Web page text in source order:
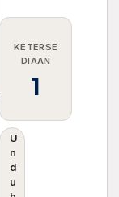
KETERSE
DIAAN
1
U
n
d
u